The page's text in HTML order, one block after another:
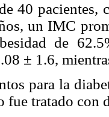
40 pacientes,
un IMC
de
± 1.6,
para la
fue tratado con